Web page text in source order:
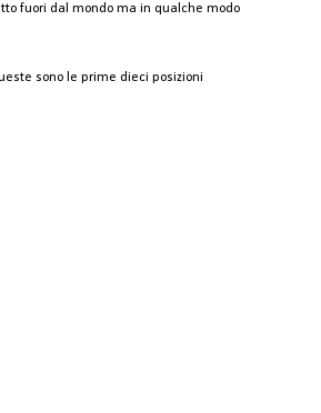
fuori dal mondo ma in qualche modo
sono le prime dieci posizioni